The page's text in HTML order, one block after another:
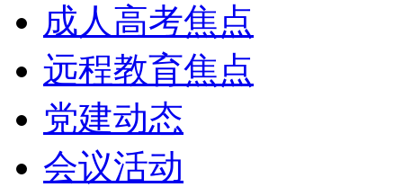
成人高考焦点
远程教育焦点
党建动态
会议活动